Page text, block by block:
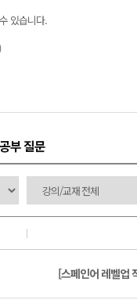
있습니다.
부 질문
[스페인어 레벨업